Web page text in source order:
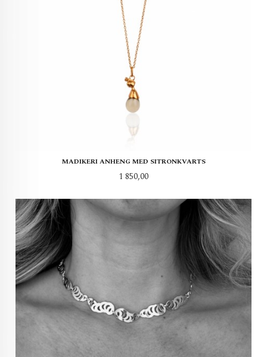
MADIKERI ANHENG MED SITRONKVARTS
Pris
1 850,00